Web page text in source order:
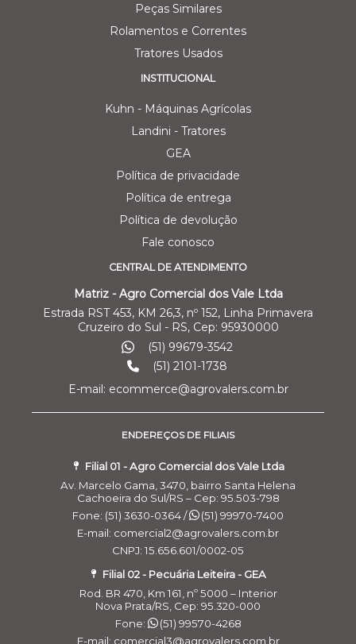
Peças Similares
Rolamentos e Correntes
Tratores Usados
INSTITUCIONAL
Kuhn - Máquinas Agrícolas
Landini - Tratores
GEA
Política de privacidade
Política de entrega
Política de devolução
Fale conosco
CENTRAL DE ATENDIMENTO
Matriz - Agro Comercial dos Vale Ltda
Estrada RST 453, KM 26,3, nº 152, Linha Primavera
Cruzeiro do Sul - RS, Cep: 95930000
(51) 99679-3542
(51) 2101-1738
E-mail: ecommerce@agrovalers.com.br
ENDEREÇOS DE FILIAIS
Filial 01 - Agro Comercial dos Vale Ltda
Av. Marcelo Gama, 3470, bairro Santa Helena
Cachoeira do Sul/RS – Cep: 95.503-798
Fone: (51) 3630-0364 /
(51) 99970-7400
E-mail: comercial2@agrovalers.com.br
CNPJ: 15.656.601/0002-05
Filial 02 - Pecuária Leiteira - GEA
Rod. BR 470, Km 161, nº 5000 – Interior
Nova Prata/RS, Cep: 95.320-000
Fone:
(51) 99570-4268
E-mail: comercial3@agrovalers.com.br